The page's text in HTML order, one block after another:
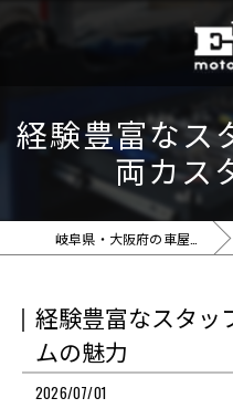
経験豊富なス
両カス
経験豊富なスタッ
ムの魅力
2026/07/01